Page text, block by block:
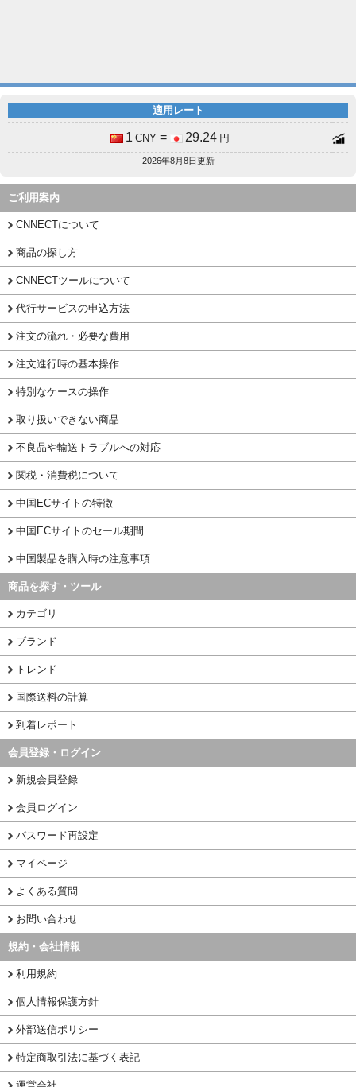
適用レート
1 CNY = 29.24 円
2026年8月8日更新
ご利用案内
CNNECTについて
商品の探し方
CNNECTツールについて
代行サービスの申込方法
注文の流れ・必要な費用
注文進行時の基本操作
特別なケースの操作
取り扱いできない商品
不良品や輸送トラブルへの対応
関税・消費税について
中国ECサイトの特徴
中国ECサイトのセール期間
中国製品を購入時の注意事項
商品を探す・ツール
カテゴリ
ブランド
トレンド
国際送料の計算
到着レポート
会員登録・ログイン
新規会員登録
会員ログイン
パスワード再設定
マイページ
よくある質問
お問い合わせ
規約・会社情報
利用規約
個人情報保護方針
外部送信ポリシー
特定商取引法に基づく表記